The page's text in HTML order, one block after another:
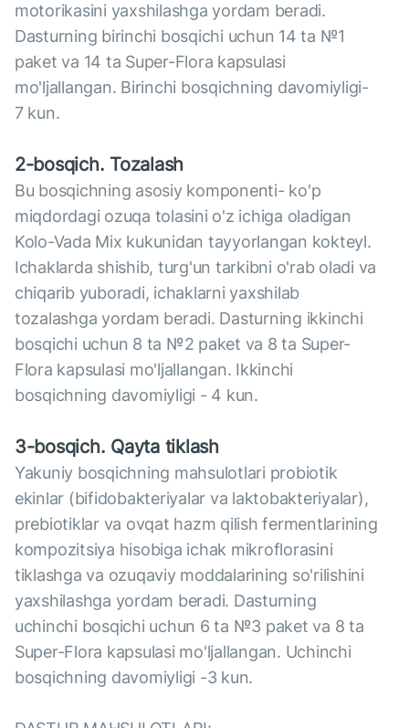
motorikasini yaxshilashga yordam beradi.
Dasturning birinchi bosqichi uchun 14 ta №1
paket va 14 ta Super-Flora kapsulasi
mo'ljallangan. Birinchi bosqichning davomiyligi-
7 kun.
2-bosqich. Tozalash
Bu bosqichning asosiy komponenti- ko'p
miqdordagi ozuqa tolasini o'z ichiga oladigan
Kolo-Vada Mix kukunidan tayyorlangan kokteyl.
Ichaklarda shishib, turg'un tarkibni o'rab oladi va
chiqarib yuboradi, ichaklarni yaxshilab
tozalashga yordam beradi. Dasturning ikkinchi
bosqichi uchun 8 ta №2 paket va 8 ta Super-
Flora kapsulasi mo'ljallangan. Ikkinchi
bosqichning davomiyligi - 4 kun.
3-bosqich. Qayta tiklash
Yakuniy bosqichning mahsulotlari probiotik
ekinlar (bifidobakteriyalar va laktobakteriyalar),
prebiotiklar va ovqat hazm qilish fermentlarining
kompozitsiya hisobiga ichak mikroflorasini
tiklashga va ozuqaviy moddalarining so'rilishini
yaxshilashga yordam beradi. Dasturning
uchinchi bosqichi uchun 6 ta №3 paket va 8 ta
Super-Flora kapsulasi mo'ljallangan. Uchinchi
bosqichning davomiyligi -3 kun.